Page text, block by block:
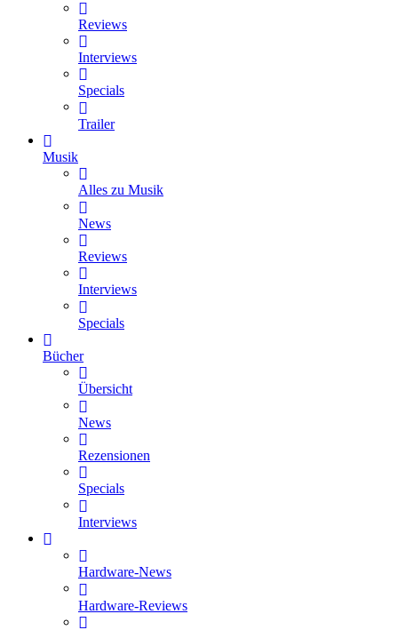
Reviews
Interviews
Specials
Trailer
Musik
Alles zu Musik
News
Reviews
Interviews
Specials
Bücher
Übersicht
News
Rezensionen
Specials
Interviews
Hardware-News
Hardware-Reviews